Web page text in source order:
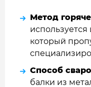
Метод
используется
который
Способ
балки из